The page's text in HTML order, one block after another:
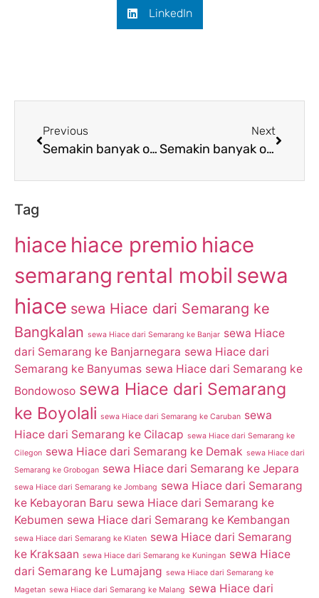
LinkedIn
Previous
Semakin banyak orang yang tertarik menyewa Hiace dari Semarang menuju Lebak
Next
Semakin banyak orang yang menyukai penyewaan Hiace dari Semarang ke Tasikmalaya
Tag
hiace hiace premio hiace
semarang rental mobil sewa
hiace sewa Hiace dari Semarang ke
Bangkalan sewa Hiace dari Semarang ke Banjar sewa Hiace
dari Semarang ke Banjarnegara sewa Hiace dari
Semarang ke Banyumas sewa Hiace dari Semarang ke
Bondowoso sewa Hiace dari Semarang
ke Boyolali sewa Hiace dari Semarang ke Caruban sewa
Hiace dari Semarang ke Cilacap sewa Hiace dari Semarang ke
Cilegon sewa Hiace dari Semarang ke Demak sewa Hiace dari
Semarang ke Grobogan sewa Hiace dari Semarang ke Jepara
sewa Hiace dari Semarang ke Jombang sewa Hiace dari Semarang
ke Kebayoran Baru sewa Hiace dari Semarang ke
Kebumen sewa Hiace dari Semarang ke Kembangan
sewa Hiace dari Semarang ke Klaten sewa Hiace dari Semarang
ke Kraksaan sewa Hiace dari Semarang ke Kuningan sewa Hiace
dari Semarang ke Lumajang sewa Hiace dari Semarang ke
Magetan sewa Hiace dari Semarang ke Malang sewa Hiace dari